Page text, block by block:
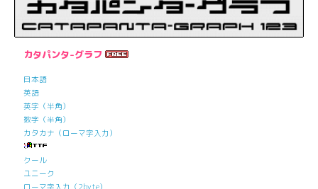
カタパンタ-グラフ
日本語
英語
英字（半角）
数字（半角）
カタカナ（ローマ字入力）
クール
ユニーク
ローマ字入力（2byte）